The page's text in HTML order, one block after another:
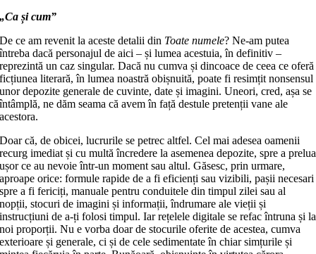
„Ca și cum”
De ce am revenit la aceste detalii din Toate numele? Ne-am putea
întreba dacă personajul de aici – și lumea acestuia, în definitiv –
reprezintă un caz singular. Dacă nu cumva și dincoace de ceea ce oferă
ficțiunea literară, în lumea noastră obișnuită, poate fi resimțit nonsensul
unor depozite generale de cuvinte, date și imagini. Uneori, cred, așa se
întâmplă, ne dăm seama că avem în față destule pretenții vane ale
acestora.
Doar că, de obicei, lucrurile se petrec altfel. Cel mai adesea oamenii
recurg imediat și cu multă încredere la asemenea depozite, spre a prelua
ușor ce au nevoie într-un moment sau altul. Găsesc, prin urmare,
aproape orice: formule rapide de a fi eficienți sau vizibili, pașii necesari
spre a fi fericiți, manuale pentru conduitele din timpul zilei sau al
nopții, stocuri de imagini și informații, îndrumare ale vieții și
instrucțiuni de a-ți folosi timpul. Iar rețelele digitale se refac întruna și la
noi proporții. Nu e vorba doar de stocurile oferite de acestea, cumva
exterioare și generale, ci și de cele sedimentate în chiar simțurile și